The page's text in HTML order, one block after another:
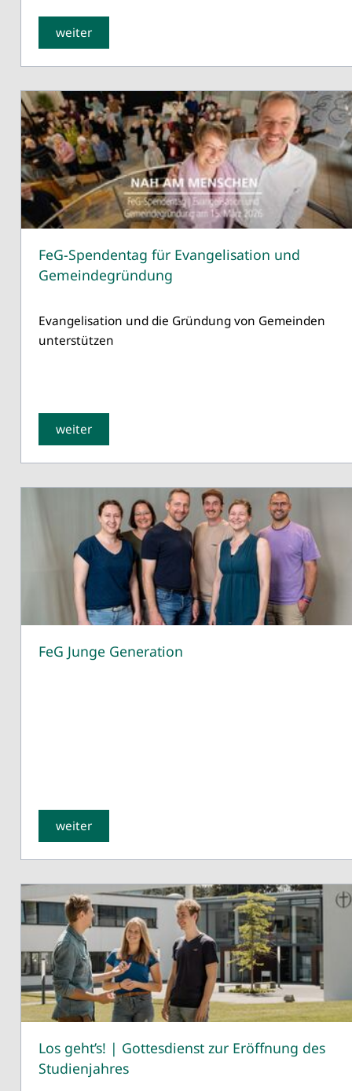
weiter
FeG-Spendentag für Evangelisation und
Gemeindegründung
Evangelisation und die Gründung von Gemeinden
unterstützen
weiter
FeG Junge Generation
weiter
Los geht’s! | Gottesdienst zur Eröffnung des
Studienjahres